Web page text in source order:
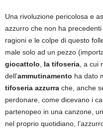
Una rivoluzione pericolosa e
azzurro che non ha
ragioni e le colpe di questo
male solo ad un pezzo
giocattolo
la tifoseria , a
dell’ammutinamento ha dato
tifoseria azzurra che, anche
perdonare, come dicevano i
partenopeo in una canzone,
nel proprio quotidiano,